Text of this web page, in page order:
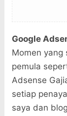
Google
Momen
pemula
Adsense
setiap
saya dan